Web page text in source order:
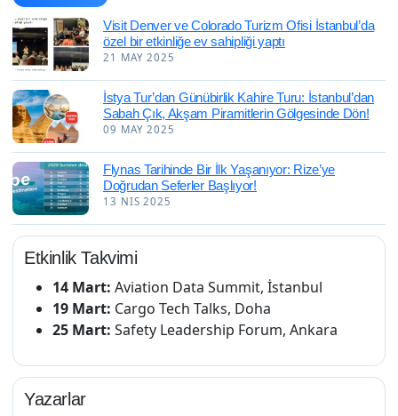
Visit Denver ve Colorado Turizm Ofisi İstanbul’da
özel bir etkinliğe ev sahipliği yaptı
21 MAY 2025
İstya Tur’dan Günübirlik Kahire Turu: İstanbul’dan
Sabah Çık, Akşam Piramitlerin Gölgesinde Dön!
09 MAY 2025
Flynas Tarihinde Bir İlk Yaşanıyor: Rize’ye
Doğrudan Seferler Başlıyor!
13 NIS 2025
Etkinlik Takvimi
14 Mart: Aviation Data Summit, İstanbul
19 Mart: Cargo Tech Talks, Doha
25 Mart: Safety Leadership Forum, Ankara
Yazarlar